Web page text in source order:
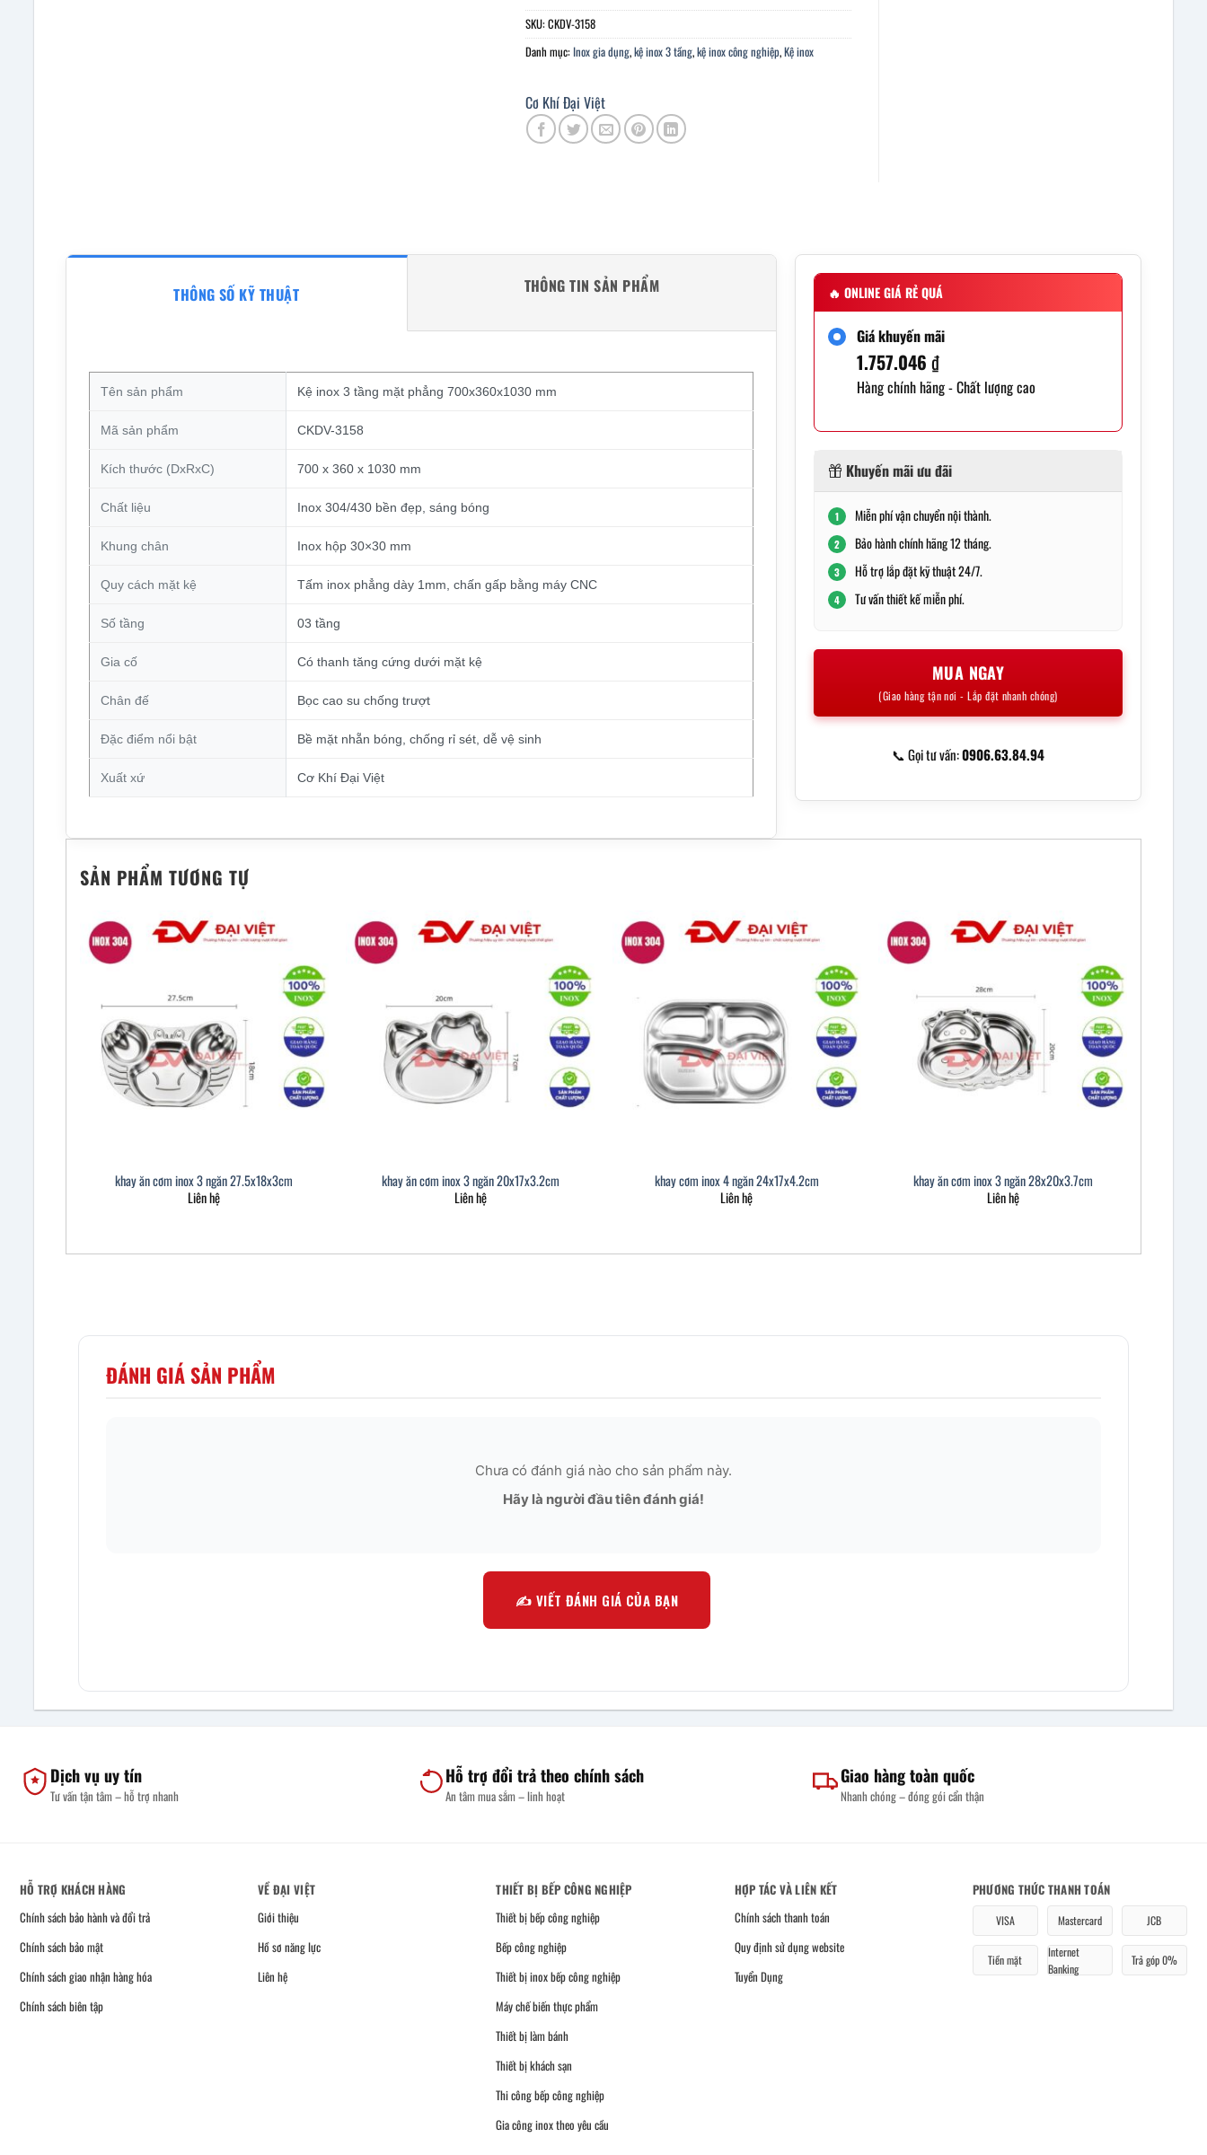
SKU:CKDV-3158
Danh mục: Inox gia dụng,kệ inox 3 tầng,kệ inox công nghiệp,Kệ inox
Cơ Khí Đại Việt
THÔNG SỐ KỸ THUẬT THÔNG TIN SẢN PHẨM
Tên sản phẩm Kệ inox 3 tầng mặt phẳng 700x360x1030 mm
Mã sản phẩm CKDV-3158
Kích thước (DxRxC) 700 x 360 x 1030 mm
Chất liệu Inox 304/430 bền đẹp, sáng bóng
Khung chân Inox hộp 30×30 mm
Quy cách mặt kệ Tấm inox phẳng dày 1mm, chấn gấp bằng máy CNC
Số tầng 03 tầng
Gia cố Có thanh tăng cứng dưới mặt kệ
Chân đế Bọc cao su chống trượt
Đặc điểm nổi bật Bề mặt nhẵn bóng, chống rỉ sét, dễ vệ sinh
Xuất xứ Cơ Khí Đại Việt
🔥 ONLINE GIÁ RẺ QUÁ
Giá khuyến mãi
1.757.046 ₫
Hàng chính hãng - Chất lượng cao
Khuyến mãi ưu đãi
1 Miễn phí vận chuyển nội thành.
2 Bảo hành chính hãng 12 tháng.
3 Hỗ trợ lắp đặt kỹ thuật 24/7.
4 Tư vấn thiết kế miễn phí.
MUA NGAY
(Giao hàng tận nơi - Lắp đặt nhanh chóng)
📞 Gọi tư vấn:0906.63.84.94
SẢN PHẨM TƯƠNG TỰ
khay ăn cơm inox 3 ngăn 27.5x18x3cm
Liên hệ
khay ăn cơm inox 3 ngăn 20x17x3.2cm
Liên hệ
khay cơm inox 4 ngăn 24x17x4.2cm
Liên hệ
khay ăn cơm inox 3 ngăn 28x20x3.7cm
Liên hệ
ĐÁNH GIÁ SẢN PHẨM
Chưa có đánh giá nào cho sản phẩm này.
Hãy là người đầu tiên đánh giá!
✍️ VIẾT ĐÁNH GIÁ CỦA BẠN
Dịch vụ uy tín
Tư vấn tận tâm – hỗ trợ nhanh
Hỗ trợ đổi trả theo chính sách
An tâm mua sắm – linh hoạt
Giao hàng toàn quốc
Nhanh chóng – đóng gói cẩn thận
HỖ TRỢ KHÁCH HÀNG
Chính sách bảo hành và đổi trả
Chính sách bảo mật
Chính sách giao nhận hàng hóa
Chính sách biên tập
VỀ ĐẠI VIỆT
Giới thiệu
Hồ sơ năng lực
Liên hệ
THIẾT BỊ BẾP CÔNG NGHIỆP
Thiết bị bếp công nghiệp
Bếp công nghiệp
Thiết bị inox bếp công nghiệp
Máy chế biến thực phẩm
Thiết bị làm bánh
Thiết bị khách sạn
Thi công bếp công nghiệp
Gia công inox theo yêu cầu
HỢP TÁC VÀ LIÊN KẾT
Chính sách thanh toán
Quy định sử dụng website
Tuyển Dụng
PHƯƠNG THỨC THANH TOÁN
VISA Mastercard JCB
Tiền mặt
Internet
Banking
Trả góp 0%